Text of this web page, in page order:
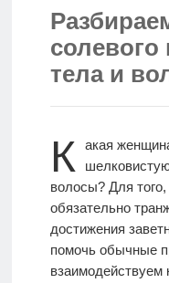
МАССАЖ
КРАСОТЫ
солевого
тела и
К
акая
волосы? Для
обязательно
достижения
помочь обычные